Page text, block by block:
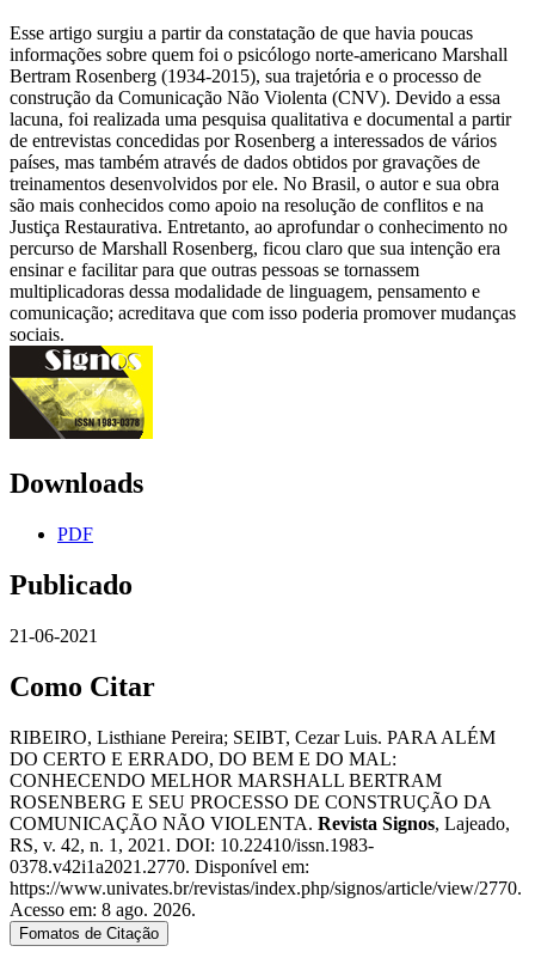
Esse artigo surgiu a partir da constatação de que havia poucas
informações sobre quem foi o psicólogo norte-americano Marshall
Bertram Rosenberg (1934-2015), sua trajetória e o processo de
construção da Comunicação Não Violenta (CNV). Devido a essa
lacuna, foi realizada uma pesquisa qualitativa e documental a partir
de entrevistas concedidas por Rosenberg a interessados de vários
países, mas também através de dados obtidos por gravações de
treinamentos desenvolvidos por ele. No Brasil, o autor e sua obra
são mais conhecidos como apoio na resolução de conflitos e na
Justiça Restaurativa. Entretanto, ao aprofundar o conhecimento no
percurso de Marshall Rosenberg, ficou claro que sua intenção era
ensinar e facilitar para que outras pessoas se tornassem
multiplicadoras dessa modalidade de linguagem, pensamento e
comunicação; acreditava que com isso poderia promover mudanças
sociais.
Downloads
PDF
Publicado
21-06-2021
Como Citar
RIBEIRO, Listhiane Pereira; SEIBT, Cezar Luis. PARA ALÉM
DO CERTO E ERRADO, DO BEM E DO MAL:
CONHECENDO MELHOR MARSHALL BERTRAM
ROSENBERG E SEU PROCESSO DE CONSTRUÇÃO DA
COMUNICAÇÃO NÃO VIOLENTA. Revista Signos, Lajeado,
RS, v. 42, n. 1, 2021. DOI: 10.22410/issn.1983-
0378.v42i1a2021.2770. Disponível em:
https://www.univates.br/revistas/index.php/signos/article/view/2770.
Acesso em: 8 ago. 2026.
Fomatos de Citação